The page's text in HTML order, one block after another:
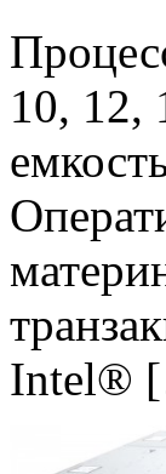
10, 12,
Intel®